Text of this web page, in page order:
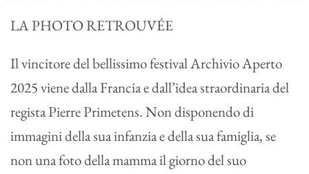
LA PHOTO RETROUVÉE
Il vincitore del bellissimo festival Archivio Aperto
2025 viene dalla Francia e dall’idea straordinaria del
regista Pierre Primetens. Non disponendo di
immagini della sua infanzia e della sua famiglia, se
non una foto della mamma il giorno del suo